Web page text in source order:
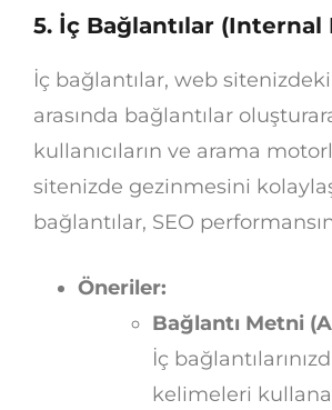
5. İç Bağlantılar (Internal
İç bağlantılar, web
arasında bağlantılar
kullanıcıların ve arama
sitenizde gezinmesini
bağlantılar, SEO
Öneriler:
Bağlantı Metni
İç
kelimeleri